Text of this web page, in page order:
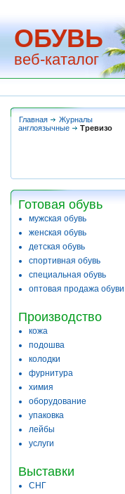
ОБУВЬ
веб-каталог
Главная
Журналы
англоязычные
Тревизо
Готовая обувь
мужская обувь
женская обувь
детская обувь
спортивная обувь
специальная обувь
оптовая продажа обуви
Производство
кожа
подошва
колодки
фурнитура
химия
оборудование
упаковка
лейбы
услуги
Выставки
СНГ